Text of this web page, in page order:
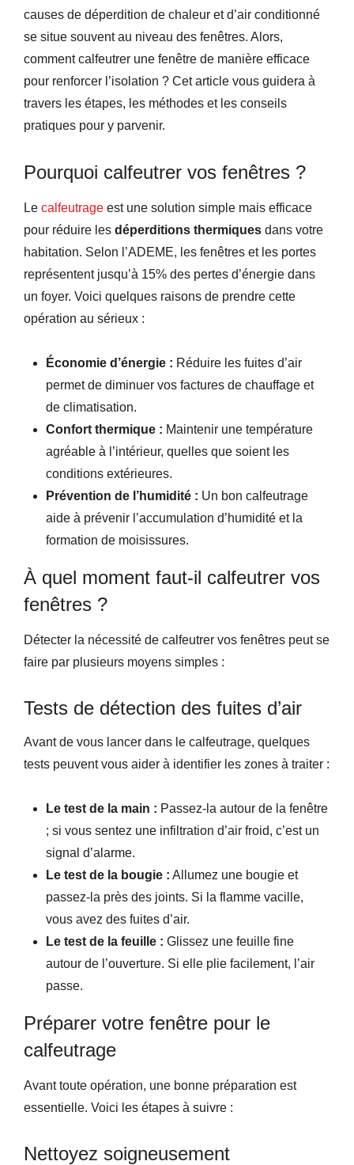
causes de déperdition de chaleur et d’air conditionné
se situe souvent au niveau des fenêtres. Alors,
comment calfeutrer une fenêtre de manière efficace
pour renforcer l’isolation ? Cet article vous guidera à
travers les étapes, les méthodes et les conseils
pratiques pour y parvenir.
Pourquoi calfeutrer vos fenêtres ?
Le calfeutrage est une solution simple mais efficace
pour réduire les déperditions thermiques dans votre
habitation. Selon l’ADEME, les fenêtres et les portes
représentent jusqu’à 15% des pertes d’énergie dans
un foyer. Voici quelques raisons de prendre cette
opération au sérieux :
Économie d’énergie : Réduire les fuites d’air
permet de diminuer vos factures de chauffage et
de climatisation.
Confort thermique : Maintenir une température
agréable à l’intérieur, quelles que soient les
conditions extérieures.
Prévention de l’humidité : Un bon calfeutrage
aide à prévenir l’accumulation d’humidité et la
formation de moisissures.
À quel moment faut-il calfeutrer vos
fenêtres ?
Détecter la nécessité de calfeutrer vos fenêtres peut se
faire par plusieurs moyens simples :
Tests de détection des fuites d’air
Avant de vous lancer dans le calfeutrage, quelques
tests peuvent vous aider à identifier les zones à traiter :
Le test de la main : Passez-la autour de la fenêtre
; si vous sentez une infiltration d’air froid, c’est un
signal d’alarme.
Le test de la bougie : Allumez une bougie et
passez-la près des joints. Si la flamme vacille,
vous avez des fuites d’air.
Le test de la feuille : Glissez une feuille fine
autour de l’ouverture. Si elle plie facilement, l’air
passe.
Préparer votre fenêtre pour le
calfeutrage
Avant toute opération, une bonne préparation est
essentielle. Voici les étapes à suivre :
Nettoyez soigneusement